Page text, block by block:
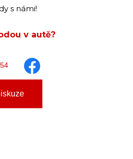
s námi!
v autě?
54